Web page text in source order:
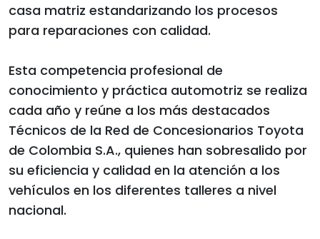
casa matriz estandarizando los procesos
para reparaciones con calidad.
Esta competencia profesional de
conocimiento y práctica automotriz se realiza
cada año y reúne a los más destacados
Técnicos de la Red de Concesionarios Toyota
de Colombia S.A., quienes han sobresalido por
su eficiencia y calidad en la atención a los
vehículos en los diferentes talleres a nivel
nacional.